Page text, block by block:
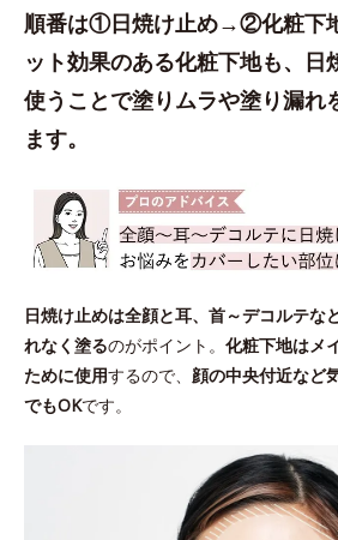
順番は①日焼け止め→②化粧下
ット効果のある化粧下地も、日
使うことで塗りムラや塗り漏れ
ます。
日焼け止めは全顔と耳、首～デコルテな
れなく塗るのがポイント。 化粧下地はメ
ために使用するので、 顔の中央付近など
でもOKです。